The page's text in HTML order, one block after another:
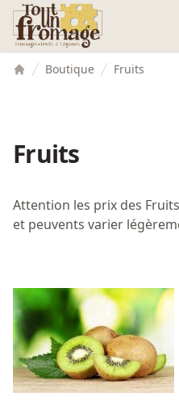
Accès au contenu
Boutique Fruits
Fruits
Attention les prix des
et peuvents varier
Panneau de gestion des